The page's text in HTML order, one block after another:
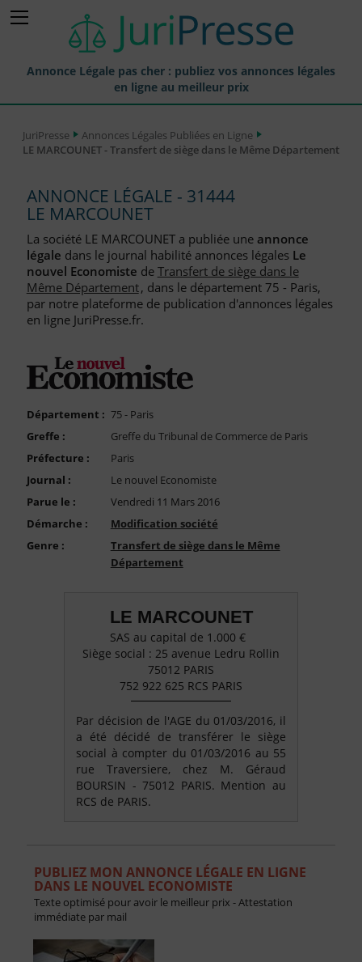
Annonce Légale pas cher : publiez vos annonces légales
en ligne au meilleur prix
Annonces Légales Publiées
Journaux Habilités (JAL) Annonces Légales
Départements pour la Publication d'Annonces Légales
Liste des Greffes
Liste des CCI
FAQ
Compte PRO
JuriPresse
Annonces Légales Publiées en Ligne
LE MARCOUNET - Transfert de siège dans le Même Département
ANNONCE LÉGALE - 31444
LE MARCOUNET
La société LE MARCOUNET a publiée une annonce
légale dans le journal habilité annonces légales Le
nouvel Economiste deTransfert de siège dans le
Même Département, dans le département 75 - Paris,
par notre plateforme de publication d'annonces légales
en ligne JuriPresse.fr.
Département : 75 - Paris
Greffe :
Greffe du Tribunal de Commerce de Paris
Préfecture :
Paris
Journal :
Le nouvel Economiste
Parue le :
Vendredi 11 Mars 2016
Démarche :
Modification société
Genre :
Transfert de siège dans le Même
Département
LE MARCOUNET
SAS au capital de 1.000 €
Siège social : 25 avenue Ledru Rollin
75012 PARIS
752 922 625 RCS PARIS
Par décision de l'AGE du 01/03/2016, il
a été décidé de transférer le siège
social à compter du 01/03/2016 au 55
rue Traversiere, chez M. Géraud
BOURSIN - 75012 PARIS. Mention au
RCS de PARIS.
PUBLIEZ MON ANNONCE LÉGALE EN LIGNE
DANS LE NOUVEL ECONOMISTE
Texte optimisé pour avoir le meilleur prix - Attestation
immédiate par mail